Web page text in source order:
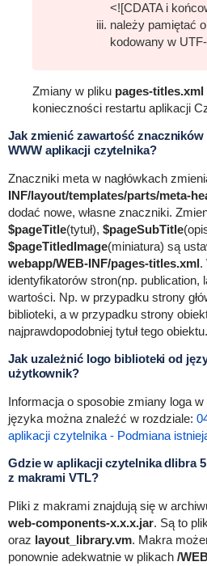
<![CDATA i
należy pamiętać
kodowany w
Zmiany w pliku pages-titles.xml
konieczności restartu aplikacji
Jak zmienić zawartość znaczników
WWW aplikacji czytelnika?
Znaczniki meta w nagłówkach
INF/layout/templates/parts/meta-
dodać nowe, własne znaczniki.
$pageTitle(tytuł), $pageSubTitle
$pageTitledImage(miniatura) są
webapp/WEB-INF/pages-titles.xml.
identyfikatorów stron(np. publication,
wartości. Np. w przypadku strony
biblioteki, a w przypadku strony
najprawdopodobniej tytuł tego obiektu.
Jak uzależnić logo biblioteki od
użytkownik?
Informacja o sposobie zmiany loga
języka można znaleźć w rozdziale:
aplikacji czytelnika - Podmiana
Gdzie w aplikacji czytelnika dlibra
z makrami VTL?
Pliki z makrami znajdują się w
web-components-x.x.x.jar. Są to
oraz layout_library.vm. Makra
ponownie adekwatnie w plikach /